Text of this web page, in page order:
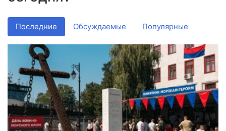
Последние Обсуждаемые Популярные